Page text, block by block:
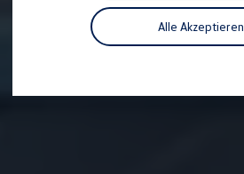
Unternehmen
Karriere
Nachhaltigkeit
Alle Akzeptieren